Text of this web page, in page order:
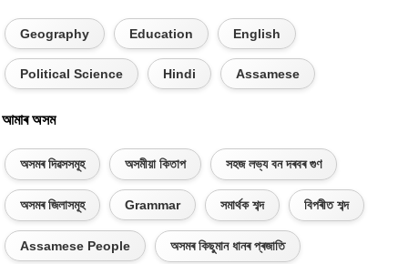
Geography Education English
Political Science Hindi Assamese
আমাৰ অসম
অসমৰ দিৱসসমূহ অসমীয়া কিতাপ সহজ লভ্য বন দৰবৰ গুণ
অসমৰ জিলাসমূহ Grammar সমাৰ্থক শব্দ বিপৰীত শব্দ
Assamese People অসমৰ কিছুমান ধানৰ প্ৰজাতি